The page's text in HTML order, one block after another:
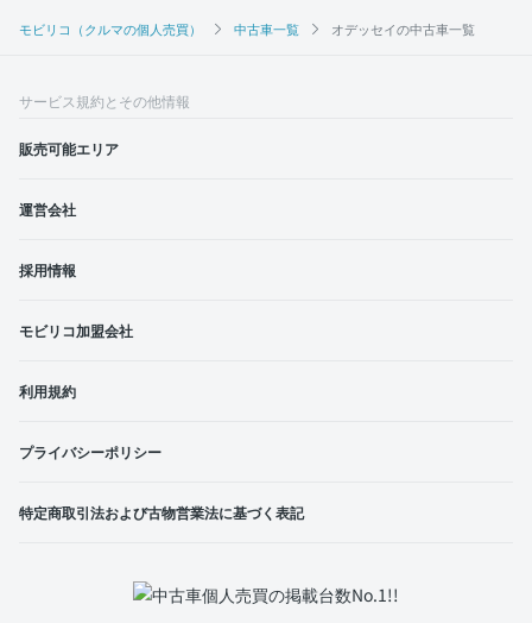
モビリコ（クルマの個人売買） 中古車一覧 オデッセイの中古車一覧
サービス規約とその他情報
販売可能エリア
運営会社
採用情報
モビリコ加盟会社
利用規約
プライバシーポリシー
特定商取引法および古物営業法に基づく表記